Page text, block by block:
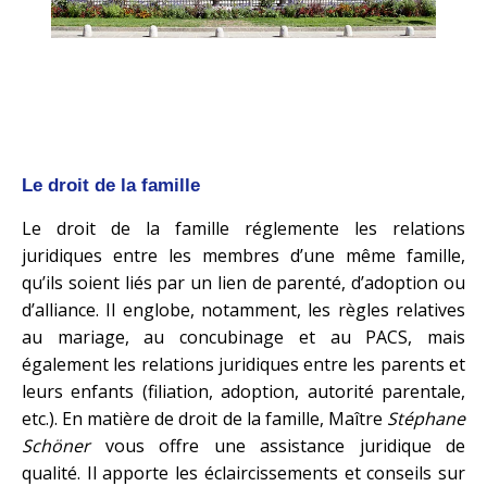
Le droit de la famille
Le droit de la famille réglemente les relations
juridiques entre les membres d’une même famille,
qu’ils soient liés par un lien de parenté, d’adoption ou
d’alliance. Il englobe, notamment, les règles relatives
au mariage, au concubinage et au PACS, mais
également les relations juridiques entre les parents et
leurs enfants (filiation, adoption, autorité parentale,
etc.). En matière de droit de la famille, Maître Stéphane
Schönervous offre une assistance juridique de
qualité. Il apporte les éclaircissements et conseils sur